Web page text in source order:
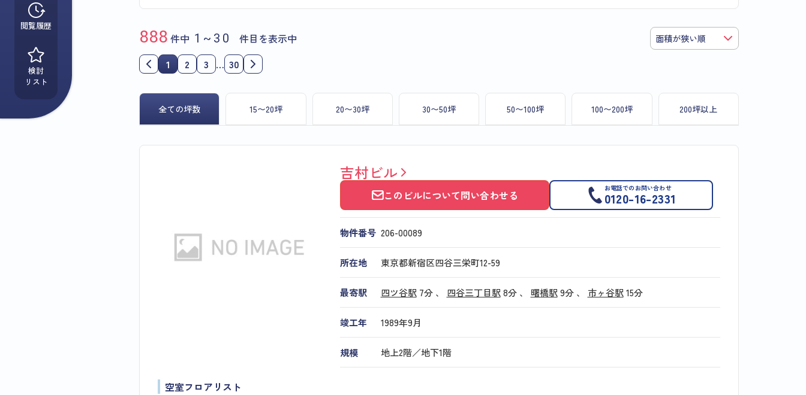
閲覧履歴
検討
リスト
888 件中 1~30
件目を表示中
1
2 3 … 30
全ての坪数 15〜20坪 20〜30坪 30〜50坪 50〜100坪 100〜200坪 200坪以上
吉村ビル
このビルについて問い合わせる
お電話でのお問い合わせ
0120-16-2331
物件番号 206​-​00089
所在地 東京都新宿区四谷三栄町12-59
最寄駅 四ツ谷駅7分 、 四谷三丁目駅8分 、 曙橋駅9分 、 市ヶ谷駅15分
竣工年 1989年9月
規模 地上2階／地下1階
空室フロアリスト